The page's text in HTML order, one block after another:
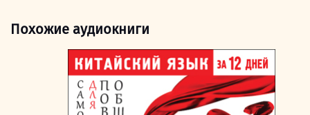
Похожие аудиокниги